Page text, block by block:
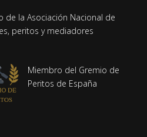
de la Asociación Nacional de
peritos y mediadores
Miembro del Gremio de
Peritos de España